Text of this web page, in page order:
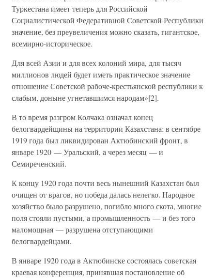
Туркестана имеет теперь для Российской
Социалистической Федеративной Советской Республики
значение, без преувеличения можно сказать, гигантское,
всемирно-историческое.
Для всей Азии и для всех колоний мира, для тысяч
миллионов людей будет иметь практическое значение
отношение Советской рабоче-крестьянской республики к
слабым, доныне угнетавшимся народам»[2].
В то время разгром Колчака означал конец
белогвардейщины на территории Казахстана: в сентябре
1919 года был ликвидирован Актюбинский фронт, в
январе 1920 — Уральский, а через месяц — и
Семиреченский.
К концу 1920 года почти весь нынешний Казахстан был
очищен от врагов, но победа далась нелегко. Народное
хозяйство было разрушено, погибло много скота, многие
поля стояли пустыми, а промышленность — и без того
маломощная — разрушена отступающими
белогвардейцами.
В январе 1920 года в Актюбинске состоялась советская
краевая конференция, принявшая постановление об